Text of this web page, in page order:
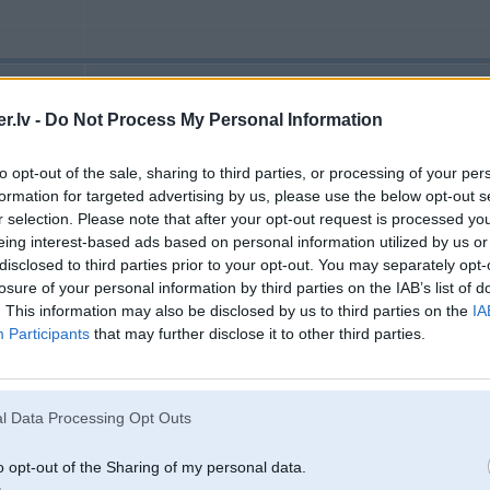
- Do Not Process My Personal Information
opt-out of the sale, sharing to third parties, or processing of your
for targeted advertising by us, please use the below opt-out
selection. Please note that after your opt-out request is processed
interest-based ads based on personal information utilized by us
to third parties prior to your opt-out. You may separately
of your personal information by third parties on the IAB’s list of
This information may also be disclosed by us to third parties on the
Participants that may further disclose it to other third parties.
Data Processing Opt Outs
opt-out of the Sharing of my personal data.
05. Nov 2008, 11:04
ūja,ūja!!!
Kur tad nu tādi cipari
Tad jau tur jābūt izmēram uz 22
zinu ka grosa nakts laikaa pagajushogad par riepu mainju samaksaju 38ls.